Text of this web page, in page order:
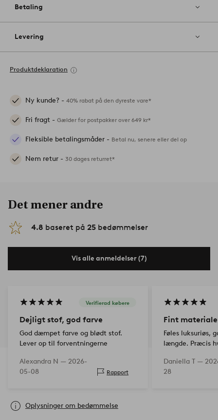
Betaling
Levering
Produktdeklaration
Ny kunde? - 40% rabat på den dyreste vare*
Fri fragt - Gælder for postpakker over 649 kr*
Fleksible betalingsmåder - Betal nu, senere eller del op
Nem retur - 30 dages returret*
Det mener andre
4.8 baseret på 25 bedømmelser
Vis alle anmeldelser (7)
Verifierad købere
Dejligt stof, god farve
God dæmpet farve og blødt stof.
Lever op til forventningerne
Alexandra N — 2026-
05-08
Rapport
Fint materiale
Føles luksuriøs,
længde. Præcis
Daniella T —
28
Oplysninger om bedømmelse